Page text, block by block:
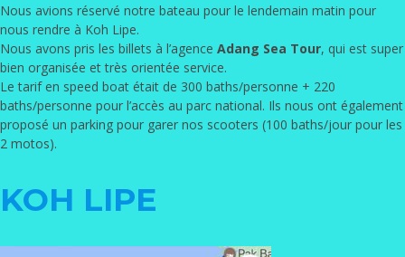
Nous avions réservé notre bateau pour le lendemain matin pour
nous rendre à Koh Lipe.
Nous avons pris les billets à l’agence Adang Sea Tour, qui est super
bien organisée et très orientée service.
Le tarif en speed boat était de 300 baths/personne + 220
baths/personne pour l’accès au parc national. Ils nous ont également
proposé un parking pour garer nos scooters (100 baths/jour pour les
2 motos).
KOH LIPE